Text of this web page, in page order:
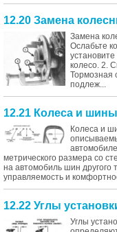
12.20 Замена
Замена
Ослабьте
колесо. 2.
Тормозная
подлеж...
12.21 Колеса и
Колеса и
метрического размера со
на автомобиль шин другого
управляемость и
12.22 Углы
Углы